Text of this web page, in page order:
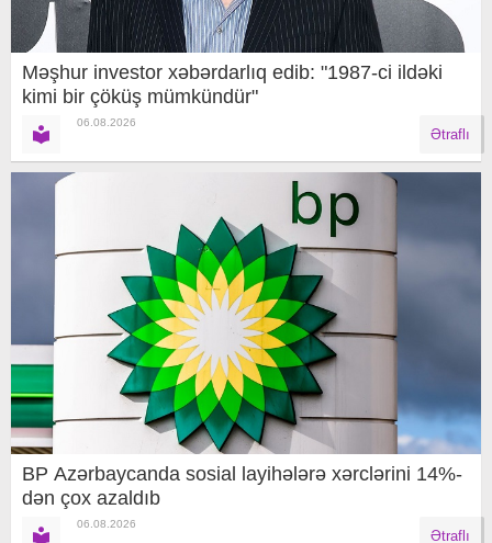
Məşhur investor xəbərdarlıq edib: "1987-ci ildəki
kimi bir çöküş mümkündür"
06.08.2026
Ətraflı
BP Azərbaycanda sosial layihələrə xərclərini 14%-
dən çox azaldıb
06.08.2026
Ətraflı